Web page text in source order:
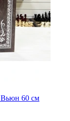
Вьюн 60 см